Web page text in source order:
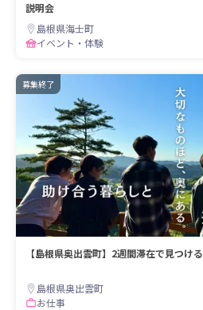
説明会
島根県海士町
イベント・体験
募集終了
【島根県奥出雲町】2週間滞在で見つ
島根県奥出雲町
お仕事